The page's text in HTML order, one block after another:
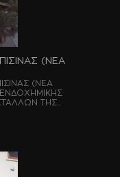
(ΝΕΑ
(ΝΕΑ
ΤΗΣ...